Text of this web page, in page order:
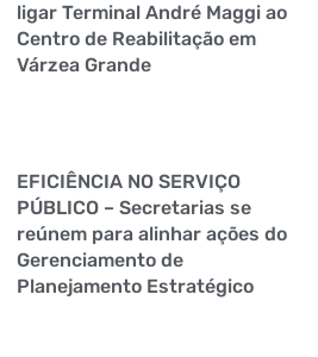
ligar Terminal André Maggi ao
Centro de Reabilitação em
Várzea Grande
EFICIÊNCIA NO SERVIÇO
PÚBLICO – Secretarias se
reúnem para alinhar ações do
Gerenciamento de
Planejamento Estratégico